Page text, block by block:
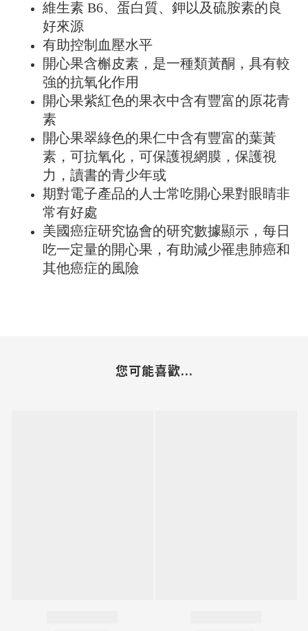
維生素 B6、蛋白質、鉀以及硫胺素的良
好來源
有助控制血壓水平
開心果含槲皮素，是一種類黃酮，具有較
強的抗氧化作用
開心果紫紅色的果衣中含有豐富的原花青
素
開心果翠綠色的果仁中含有豐富的葉黃
素，可抗氧化，可保護視網膜，保護視
力，讀書的青少年或
期對電子產品的人士常吃開心果對眼睛非
常有好處
美國癌症研究協會的研究數據顯示，每日
吃一定量的開心果，有助減少罹患肺癌和
其他癌症的風險
您可能喜歡...